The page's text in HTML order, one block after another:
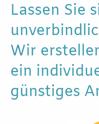
Lassen Sie
Wir
ein
günstiges